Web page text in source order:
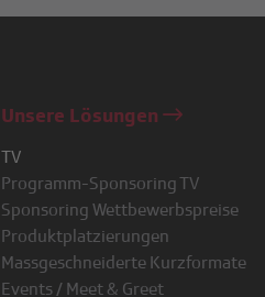
Unsere Lösungen
TV
Programm-Sponsoring TV
Sponsoring Wettbewerbspreise
Produktplatzierungen
Massgeschneiderte Kurzformate
Events / Meet & Greet